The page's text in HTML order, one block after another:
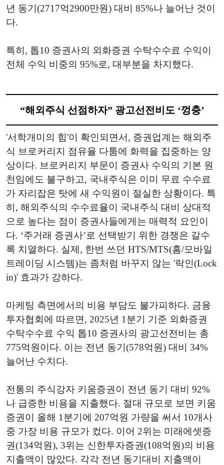
년 동기(2717억2900만원) 대비 85%나 늘어난 것이
다.
특히, 톱10 증권사의 외화증권 수탁수수료 수익이
전체 수익 비중의 95%로, 대부분을 차지했다.
“해외주식 선점하자” 광고선전비도 ‘껑충’
'서학개미의 힘'이 확인되면서, 증권업계는 해외주
식 브로커리지 점유율 다툼에 화력을 집중하는 양
상이다. 브로커리지 부문이 증권사 수익의 기본 원
천임에도 불구하고, 국내주식은 이미 무료 수수료
가 자리잡은 탓에 새 수익원이 절실한 상황이다. 특
히, 해외주식의 수수료율이 국내주식 대비 상대적
으로 높다는 점이 증권사들에게는 매력적 요인이
다. ‘주거래 증권사’로 선택받기 위한 경쟁은 갈수
록 치열하다. 실제, 한번 쓰던 HTS/MTS(홈/모바일
트레이딩 시스템)는 좀처럼 바꾸지 않는 '락인(Lock
in)' 효과가 강하다.
마케팅 측면에서의 비용 부담도 불가피하다. 금융
투자협회에 따르면, 2025년 1분기 기준 외화증권
수탁수수료 수익 톱10 증권사의 광고선전비는 총
775억원이다. 이는 전년 동기(578억원) 대비 34%
늘어난 수치다.
전통의 주식강자 키움증권이 전년 동기 대비 92%
나 급증한 비용을 지출했다. 절대 규모로 보면 키움
증권이 올해 1분기에 207억원 가량을 써서 10개사
중 가장 비용 규모가 컸다. 이어 2위는 미래에셋증
권(134억원), 3위는 신한투자증권(108억원)의 비용
지출액이 많았다. 각각 전년 동기대비 지출액이